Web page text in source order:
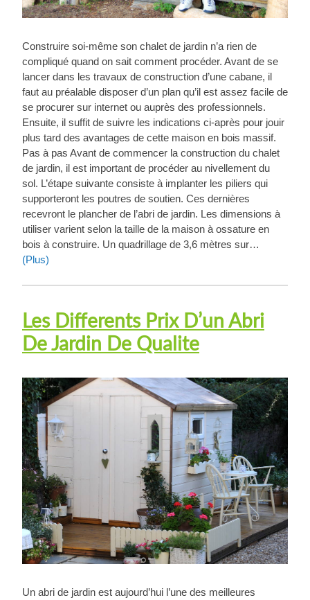
Construire soi-même son chalet de jardin n’a rien de
compliqué quand on sait comment procéder. Avant de se
lancer dans les travaux de construction d’une cabane, il
faut au préalable disposer d’un plan qu’il est assez facile de
se procurer sur internet ou auprès des professionnels.
Ensuite, il suffit de suivre les indications ci-après pour jouir
plus tard des avantages de cette maison en bois massif.
Pas à pas Avant de commencer la construction du chalet
de jardin, il est important de procéder au nivellement du
sol. L’étape suivante consiste à implanter les piliers qui
supporteront les poutres de soutien. Ces dernières
recevront le plancher de l’abri de jardin. Les dimensions à
utiliser varient selon la taille de la maison à ossature en
bois à construire. Un quadrillage de 3,6 mètres sur…
(Plus)
Les Differents Prix D’un Abri
De Jardin De Qualite
Un abri de jardin est aujourd’hui l’une des meilleures